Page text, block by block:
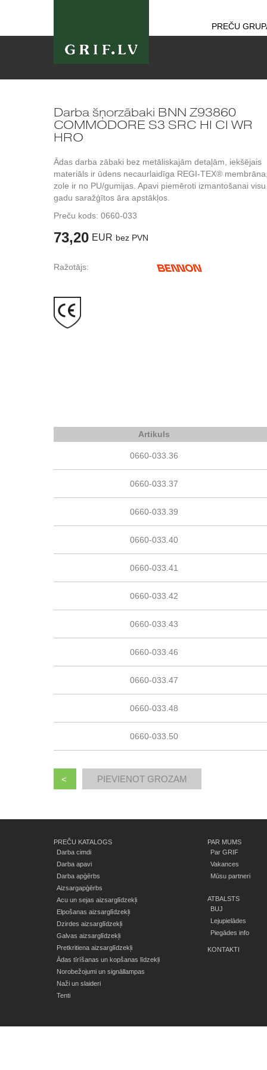
PREČU
Darba šņorzābaki BNN Z93860
COMMODORE S3 SRC HI CI WR
HRO
Ādas darba zābaki bez metāliskajām detaļām, iekšējais
materiāls ir ūdens necaurlaidīga REGI-TEX®
zole ir no PU/gumijas. Apavi piemēroti izmantošanai visu
gadu saražģītos āra apstākļos.
Preču kods: 0660-033
73,20 EUR bez PVN
Ražotājs:
Artikuls
0660-033.36
0660-033.37
0660-033.39
0660-033.40
0660-033.41
0660-033.42
0660-033.43
0660-033.46
0660-033.47
0660-033.48
0660-033.50
<
PREČU KATALOGS
Darba cimdi
Darba apavi
Darba apģērbs
Aizsargapģērbs
Acu un sejas aizsarglīdzekļi
Elpošanas aizsarglīdzekļi
Dzirdes aizsarglīdzekļi
Galvas aizsarglīdzekļi
Pretkritiena aizsarglīdzekļi
Ādas tīrīšanas un kopšanas līdzekļi
Norobežojumi un signāllampas
Naži un slaideri
Tenti
PAR MUMS
Par GRIF
Vakances
Mūsu partneri
ATBALSTS
BUJ
Lejupielādes
Piegādes info
KONTAKTI